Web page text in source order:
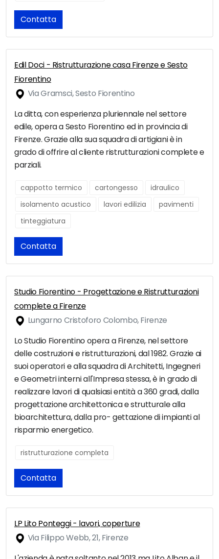
Contatta
Edil Doci - Ristrutturazione casa Firenze e Sesto
Fiorentino
Via Gramsci, Sesto Fiorentino
La ditta, con esperienza pluriennale nel settore
edile, opera a Sesto Fiorentino ed in provincia di
Firenze. Grazie alla sua squadra di artigiani è in
grado di offrire al cliente ristrutturazioni complete e
parziali.
cappotto termico cartongesso
idraulico
isolamento acustico
lavori edilizia
pavimenti
tinteggiatura
Contatta
Studio Fiorentino - Progettazione e Ristrutturazioni
complete a Firenze
Lungarno Cristoforo Colombo, Firenze
Lo Studio Fiorentino opera a Firenze, nel settore
delle costruzioni e ristrutturazioni, dal 1982. Grazie ai
suoi operatori e alla squadra di Architetti, Ingegneri
e Geometri interni all'Impresa stessa, è in grado di
realizzare lavori di qualsiasi entità a 360 gradi, dalla
progettazione architettonica e strutturale alla
bioarchitettura, dalla pro- gettazione di impianti al
risparmio energetico.
ristrutturazione completa
Contatta
LP Lito Ponteggi - lavori, coperture
Via Filippo Webb, 21, Firenze